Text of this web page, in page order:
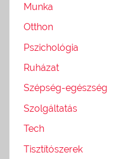
Munka
Otthon
Pszichológia
Ruházat
Szépség-egészség
Szolgáltatás
Tech
Tisztítószerek